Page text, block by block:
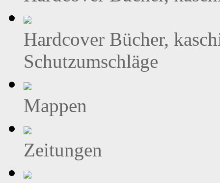
Hardcover Bücher,
Schutzumschläge
Mappen
Zeitungen